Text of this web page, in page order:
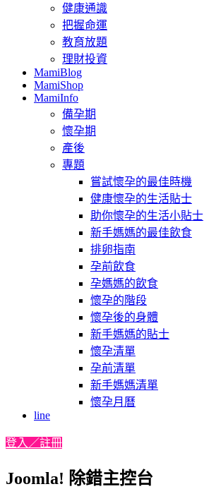
健康通識
把握命運
教育放題
理財投資
MamiBlog
MamiShop
MamiInfo
備孕期
懷孕期
產後
專題
嘗試懷孕的最佳時機
健康懷孕的生活貼士
助你懷孕的生活小貼士
新手媽媽的最佳飲食
排卵指南
孕前飲食
孕媽媽的飲食
懷孕的階段
懷孕後的身體
新手媽媽的貼士
懷孕清單
孕前清單
新手媽媽清單
懷孕月曆
line
登入／註冊
Joomla! 除錯主控台